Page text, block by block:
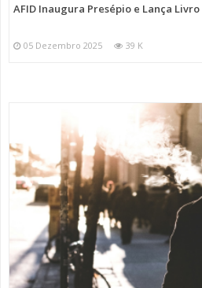
AFID Inaugura Presépio e Lança
05 Dezembro 2025 39 K